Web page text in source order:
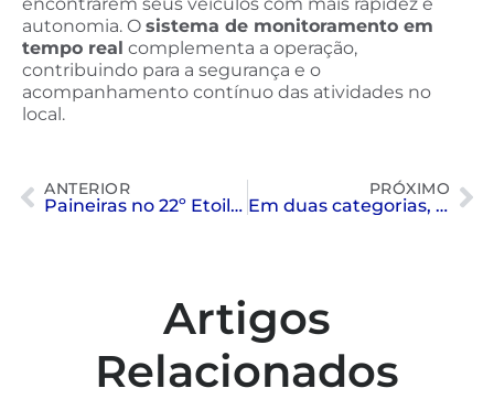
autonomia. O sistema de monitoramento em
tempo real complementa a operação,
contribuindo para a segurança e o
acompanhamento contínuo das atividades no
local.
ANTERIOR
Paineiras no 22º Etoile Festival de Dança
PRÓXIMO
Em duas categorias, Paineiras conquista 1° lugar do 22º Etoile Festival de Danças
Artigos
Relacionados